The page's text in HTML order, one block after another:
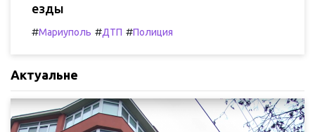
езды
#Мариуполь #ДТП #Полиция
Актуальне